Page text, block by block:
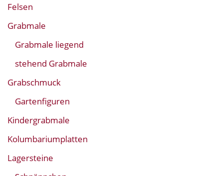
Felsen
Grabmale
Grabmale liegend
stehend Grabmale
Grabschmuck
Gartenfiguren
Kindergrabmale
Kolumbariumplatten
Lagersteine